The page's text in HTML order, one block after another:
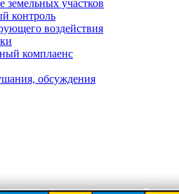
земельных участков
контроль
воздействия
комплаенс
обсуждения